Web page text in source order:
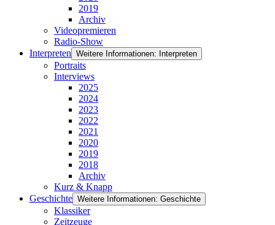
2019
Archiv
Videopremieren
Radio-Show
Interpreten Weitere Informationen: Interpreten
Portraits
Interviews
2025
2024
2023
2022
2021
2020
2019
2018
Archiv
Kurz & Knapp
Geschichte Weitere Informationen: Geschichte
Klassiker
Zeitzeuge